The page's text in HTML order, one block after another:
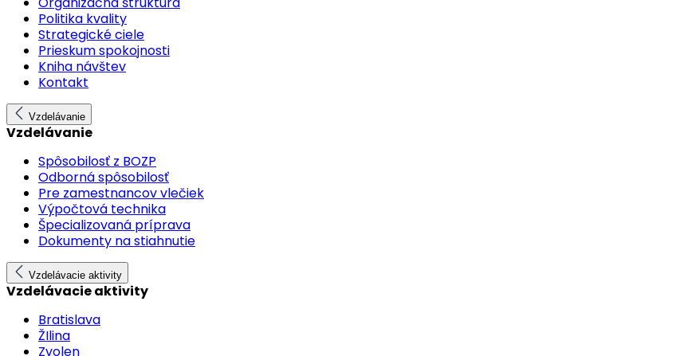
Politika kvality
Strategické ciele
Prieskum spokojnosti
Kniha návštev
Kontakt
Vzdelávanie
Vzdelávanie
Spôsobilosť z BOZP
Odborná spôsobilosť
Pre zamestnancov vlečiek
Výpočtová technika
Špecializovaná príprava
Dokumenty na stiahnutie
Vzdelávacie aktivity
Vzdelávacie aktivity
Bratislava
ŽIlina
Zvolen